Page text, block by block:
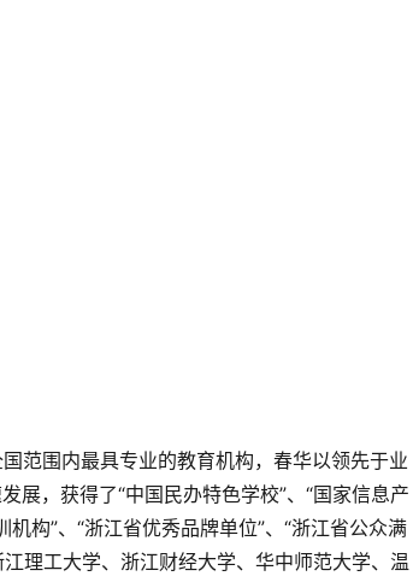
范围内最具专业的教育机构，春华以领先于业
展，获得了“中国民办特色学校”、“国家信息产
构”、“浙江省优秀品牌单位”、“浙江省公众满
理工大学、浙江财经大学、华中师范大学、温